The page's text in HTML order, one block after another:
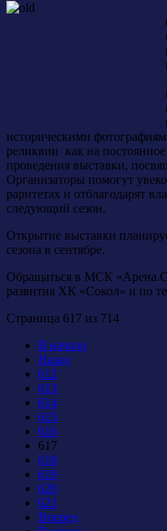
историческими
реликвии как на
проведения выставки,
Организаторы помогут
раритетах и отблагодарят
следующий сезон.
Открытие выставки
сезона в сентябре.
Обращаться в МСК
развития ХК «Сокол» и по
Страница 617 из 714
В начало
Назад
612
613
614
615
616
617
618
619
620
621
Вперед